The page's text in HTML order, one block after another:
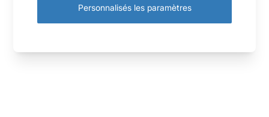
Personnalisés les paramètres